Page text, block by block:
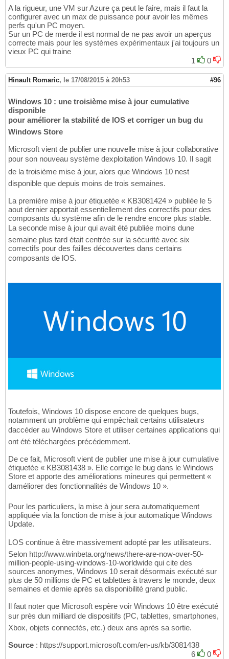
A la rigueur, une VM sur Azure ça peut le faire, mais il faut la
configurer avec un max de puissance pour avoir les mêmes
perfs qu'un PC moyen.
Sur un PC de merde il est normal de ne pas avoir un aperçus
correcte mais pour les systèmes expérimentaux j'ai toujours un
vieux PC qui traine
1
0
Hinault Romaric, le 17/08/2015 à 20h53 #96
Windows 10 : une troisième mise à jour cumulative
disponible
pour améliorer la stabilité de lOS et corriger un bug du
Windows Store
Microsoft vient de publier une nouvelle mise à jour collaborative
pour son nouveau système dexploitation Windows 10. Il sagit
de la troisième mise à jour, alors que Windows 10 nest
disponible que depuis moins de trois semaines.
La première mise à jour étiquetée « KB3081424 » publiée le 5
aout dernier apportait essentiellement des correctifs pour des
composants du système afin de le rendre encore plus stable.
La seconde mise à jour qui avait été publiée moins dune
semaine plus tard était centrée sur la sécurité avec six
correctifs pour des failles découvertes dans certains
composants de lOS.
Toutefois, Windows 10 dispose encore de quelques bugs,
notamment un problème qui empêchait certains utilisateurs
daccéder au Windows Store et utiliser certaines applications qui
ont été téléchargées précédemment.
De ce fait, Microsoft vient de publier une mise à jour cumulative
étiquetée « KB3081438 ». Elle corrige le bug dans le Windows
Store et apporte des améliorations mineures qui permettent «
daméliorer des fonctionnalités de Windows 10 ».
Pour les particuliers, la mise à jour sera automatiquement
appliquée via la fonction de mise à jour automatique Windows
Update.
LOS continue à être massivement adopté par les utilisateurs.
Selon http://www.winbeta.org/news/there-are-now-over-50-
million-people-using-windows-10-worldwide qui cite des
sources anonymes, Windows 10 serait désormais exécuté sur
plus de 50 millions de PC et tablettes à travers le monde, deux
semaines et demie après sa disponibilité grand public.
Il faut noter que Microsoft espère voir Windows 10 être exécuté
sur près dun milliard de dispositifs (PC, tablettes, smartphones,
Xbox, objets connectés, etc.) deux ans après sa sortie.
Source : https://support.microsoft.com/en-us/kb/3081438
6
0